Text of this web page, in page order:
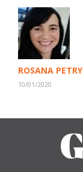
ROSANA PETRY
10/01/2020